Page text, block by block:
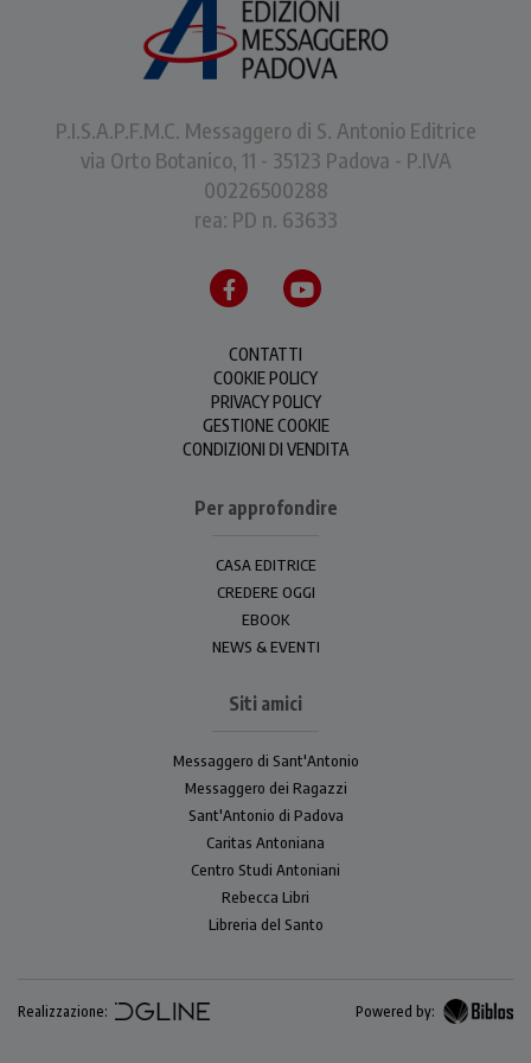
P.I.S.A.P.F.M.C. Messaggero di S. Antonio Editrice
via Orto Botanico, 11 - 35123 Padova - P.IVA
00226500288
rea: PD n. 63633
CONTATTI
COOKIE POLICY
PRIVACY POLICY
GESTIONE COOKIE
CONDIZIONI DI VENDITA
Per approfondire
CASA EDITRICE
CREDERE OGGI
EBOOK
NEWS & EVENTI
Siti amici
Messaggero di Sant'Antonio
Messaggero dei Ragazzi
Sant'Antonio di Padova
Caritas Antoniana
Centro Studi Antoniani
Rebecca Libri
Libreria del Santo
Realizzazione: Powered by: